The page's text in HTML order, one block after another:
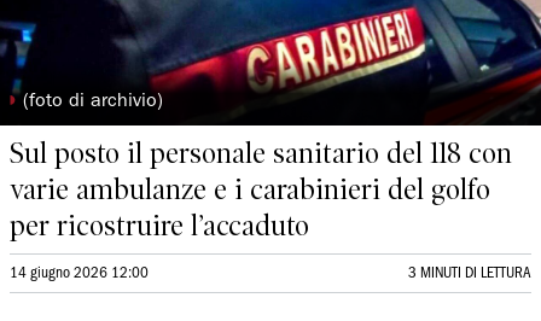
◗ (foto di archivio)
Sul posto il personale sanitario del 118 con
varie ambulanze e i carabinieri del golfo
per ricostruire l’accaduto
14 giugno 2026 12:00 3 MINUTI DI LETTURA